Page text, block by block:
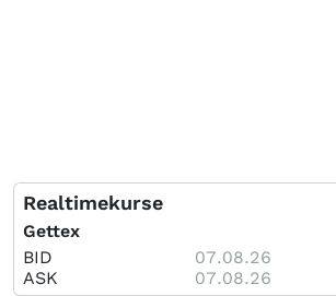
Realtimekurse
Gettex
BID 07.08.26
ASK
07.08.26